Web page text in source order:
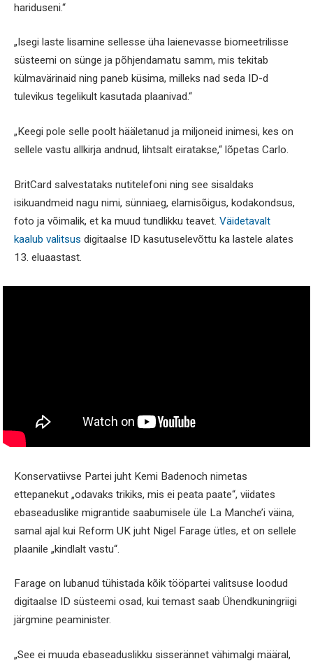
hariduseni.“
„Isegi laste lisamine sellesse üha laienevasse biomeetrilisse
süsteemi on sünge ja põhjendamatu samm, mis tekitab
külmavärinaid ning paneb küsima, milleks nad seda ID-d
tulevikus tegelikult kasutada plaanivad.“
„Keegi pole selle poolt hääletanud ja miljoneid inimesi, kes on
sellele vastu allkirja andnud, lihtsalt eiratakse,“ lõpetas Carlo.
BritCard salvestataks nutitelefoni ning see sisaldaks
isikuandmeid nagu nimi, sünniaeg, elamisõigus, kodakondsus,
foto ja võimalik, et ka muud tundlikku teavet. Väidetavalt
kaalub valitsus digitaalse ID kasutuselevõttu ka lastele alates
13. eluaastast.
Konservatiivse Partei juht Kemi Badenoch nimetas
ettepanekut „odavaks trikiks, mis ei peata paate“, viidates
ebaseaduslike migrantide saabumisele üle La Manche’i väina,
samal ajal kui Reform UK juht Nigel Farage ütles, et on sellele
plaanile „kindlalt vastu“.
Farage on lubanud tühistada kõik tööpartei valitsuse loodud
digitaalse ID süsteemi osad, kui temast saab Ühendkuningriigi
järgmine peaminister.
„See ei muuda ebaseaduslikku sisserännet vähimalgi määral,